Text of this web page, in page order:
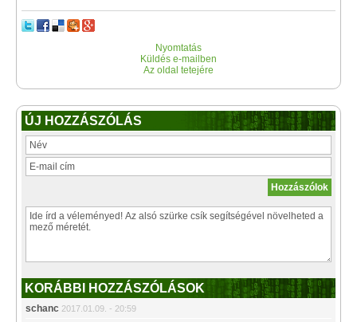
Nyomtatás
Küldés e-mailben
Az oldal tetejére
ÚJ HOZZÁSZÓLÁS
KORÁBBI HOZZÁSZÓLÁSOK
schanc 2017.01.09. - 20:59